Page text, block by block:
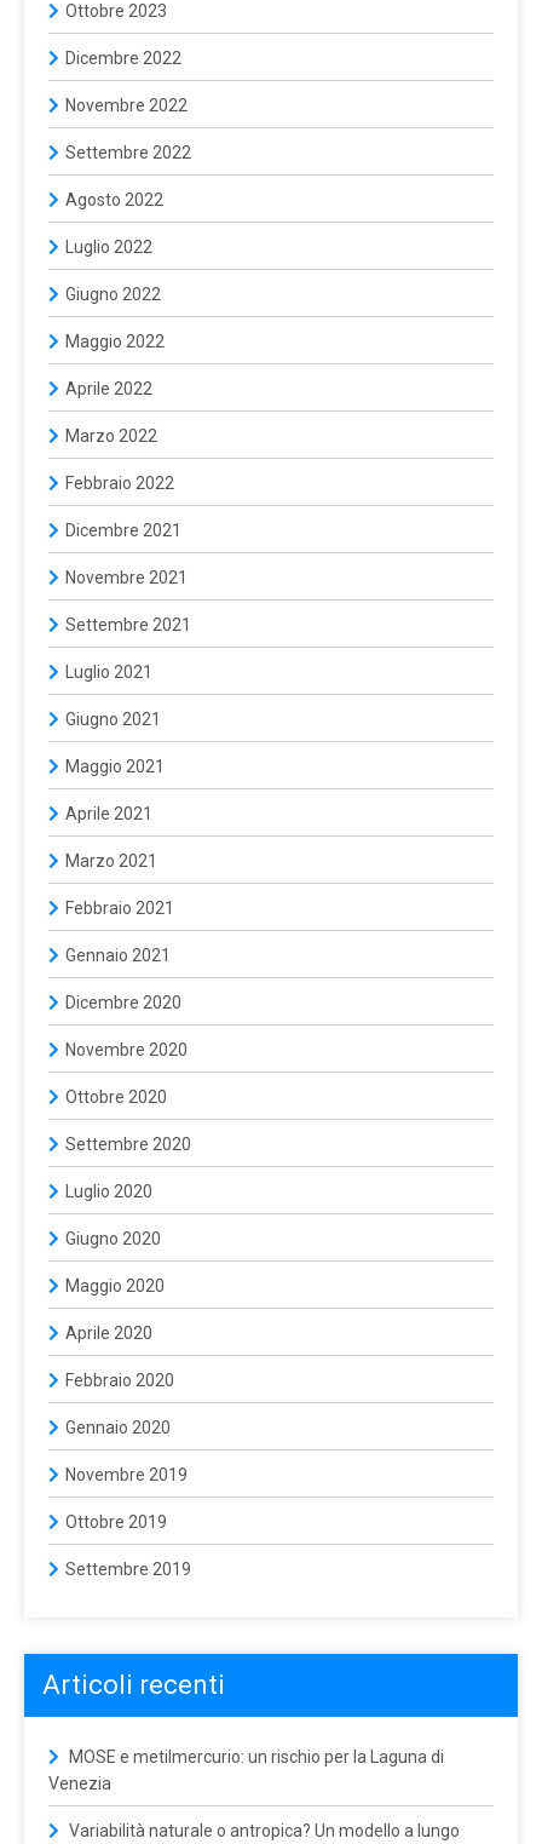
Ottobre 2023
Dicembre 2022
Novembre 2022
Settembre 2022
Agosto 2022
Luglio 2022
Giugno 2022
Maggio 2022
Aprile 2022
Marzo 2022
Febbraio 2022
Dicembre 2021
Novembre 2021
Settembre 2021
Luglio 2021
Giugno 2021
Maggio 2021
Aprile 2021
Marzo 2021
Febbraio 2021
Gennaio 2021
Dicembre 2020
Novembre 2020
Ottobre 2020
Settembre 2020
Luglio 2020
Giugno 2020
Maggio 2020
Aprile 2020
Febbraio 2020
Gennaio 2020
Novembre 2019
Ottobre 2019
Settembre 2019
Articoli recenti
MOSE e metilmercurio: un rischio per la Laguna di
Venezia
Variabilità naturale o antropica? Un modello a lungo